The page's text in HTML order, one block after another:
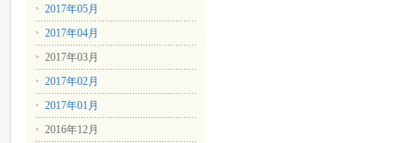
2017年05月
2017年04月
2017年03月
2017年02月
2017年01月
2016年12月